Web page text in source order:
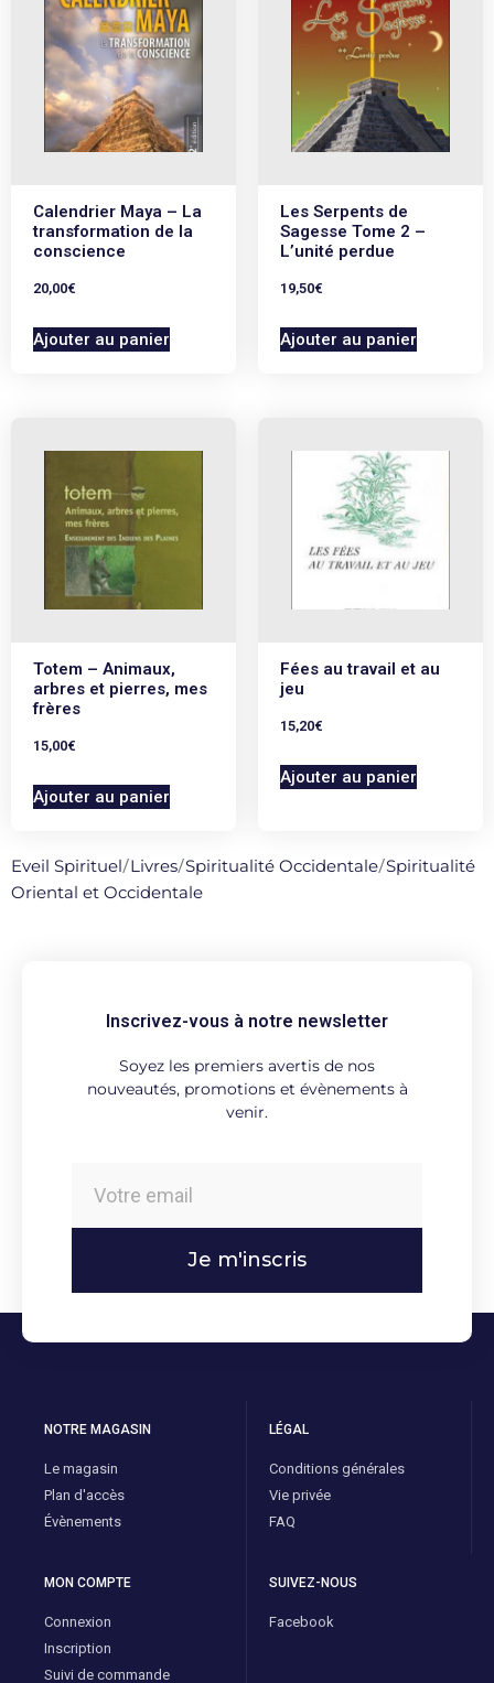
Calendrier Maya – La
transformation de la
conscience
20,00€
Ajouter au panier
Les Serpents de
Sagesse Tome 2 –
L’unité perdue
19,50€
Ajouter au panier
Totem – Animaux,
arbres et pierres, mes
frères
15,00€
Ajouter au panier
Fées au travail et au
jeu
15,20€
Ajouter au panier
Eveil Spirituel/Livres/Spiritualité Occidentale/Spiritualité
Oriental et Occidentale
Inscrivez-vous à notre newsletter
Soyez les premiers avertis de nos
nouveautés, promotions et évènements à
venir.
Je m'inscris
NOTRE MAGASIN
Le magasin
Plan d'accès
Évènements
LÉGAL
Conditions générales
Vie privée
FAQ
MON COMPTE
Connexion
Inscription
Suivi de commande
SUIVEZ-NOUS
Facebook